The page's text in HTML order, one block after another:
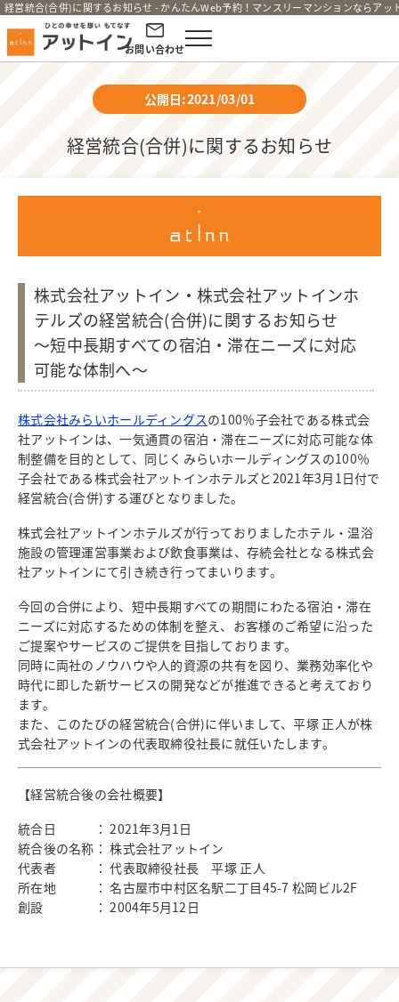
経営統合(合併)に関するお知らせ - かんたんWeb予約！マンスリーマンションならアッ
お問い合わせ
公開日:2021/03/01
経営統合(合併)に関するお知らせ
株式会社アットイン・株式会社アットインホ
テルズの経営統合(合併)に関するお知らせ
～短中長期すべての宿泊・滞在ニーズに対応
可能な体制へ～
株式会社みらいホールディングスの100％子会社である株式会
社アットインは、一気通貫の宿泊・滞在ニーズに対応可能な体
制整備を目的として、同じくみらいホールディングスの100％
子会社である株式会社アットインホテルズと2021年3月1日付で
経営統合(合併)する運びとなりました。
株式会社アットインホテルズが行っておりましたホテル・温浴
施設の管理運営事業および飲食事業は、存続会社となる株式会
社アットインにて引き続き行ってまいります。
今回の合併により、短中長期すべての期間にわたる宿泊・滞在
ニーズに対応するための体制を整え、お客様のご希望に沿った
ご提案やサービスのご提供を目指しております。
同時に両社のノウハウや人的資源の共有を図り、業務効率化や
時代に即した新サービスの開発などが推進できると考えており
ます。
また、このたびの経営統合(合併)に伴いまして、平塚 正人が株
式会社アットインの代表取締役社長に就任いたします。
【経営統合後の会社概要】
統合日 ： 2021年3月1日
統合後の名称： 株式会社アットイン
代表者 ： 代表取締役社長 平塚 正人
所在地 ： 名古屋市中村区名駅二丁目45-7 松岡ビル2F
創設 ： 2004年5月12日